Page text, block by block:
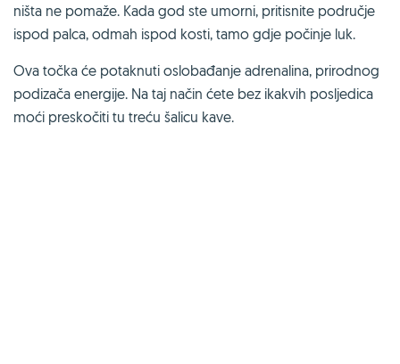
ništa ne pomaže. Kada god ste umorni, pritisnite područje
ispod palca, odmah ispod kosti, tamo gdje počinje luk.
Ova točka će potaknuti oslobađanje adrenalina, prirodnog
podizača energije. Na taj način ćete bez ikakvih posljedica
moći preskočiti tu treću šalicu kave.